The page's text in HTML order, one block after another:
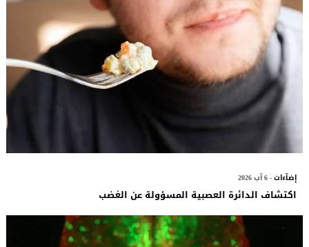
إضآءات- 6 آب 2026
اكتشاف الدائرة العصبية المسؤولة عن الغضب